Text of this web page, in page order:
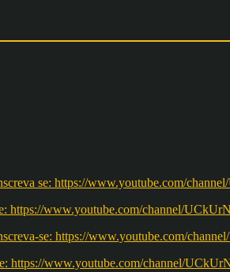
https://www.youtube.com/channel/
https://www.youtube.com/channel/